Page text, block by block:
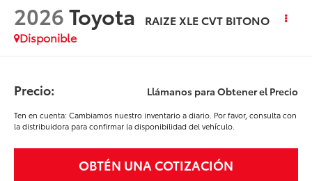
2026Toyota
RAIZE XLE CVT BITONO
Disponible
Precio: Llámanos para Obtener el Precio
Ten en cuenta: Cambiamos nuestro inventario a diario. Por favor, consulta con
la distribuidora para confirmar la disponibilidad del vehículo.
OBTÉN UNA COTIZACIÓN